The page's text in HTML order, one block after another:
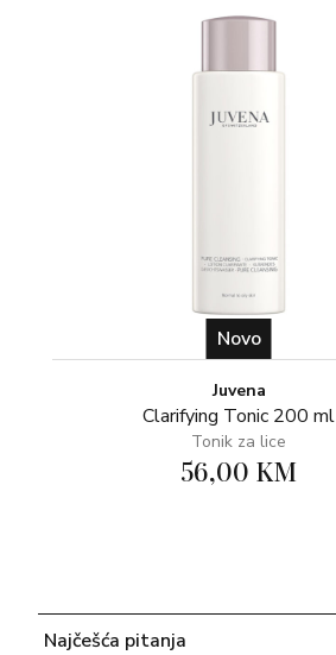
Novo
Juvena
Clarifying Tonic 200 ml
Tonik za lice
56,00 KM
Najčešća pitanja